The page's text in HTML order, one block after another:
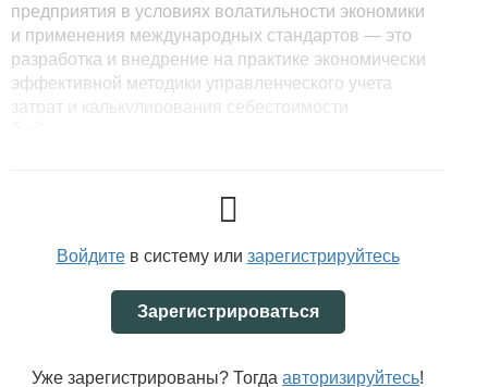
предприятия в условиях волатильности экономики
и применения международных стандартов — это
разработка и внедрение на практике экономически
эффективной методики управленческого учета
затрат и калькулирования себестоимости
Войдитев систему или зарегистрируйтесь
Зарегистрироваться
Уже зарегистрированы? Тогда авторизируйтесь!